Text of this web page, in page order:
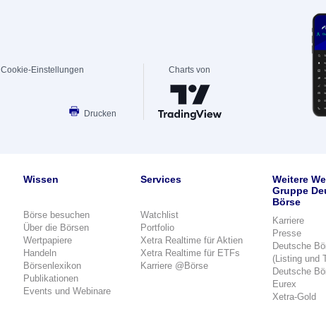
Cookie-Einstellungen
Drucken
Charts von
Wissen
Börse besuchen
Über die Börsen
Wertpapiere
Handeln
Börsenlexikon
Publikationen
Events und Webinare
Services
Watchlist
Portfolio
Xetra Realtime für Aktien
Xetra Realtime für ETFs
Karriere @Börse
Weitere
Gruppe
Börse
Karriere
Presse
Deutsche
(Listing und
Deutsche
Eurex
Xetra-Gold